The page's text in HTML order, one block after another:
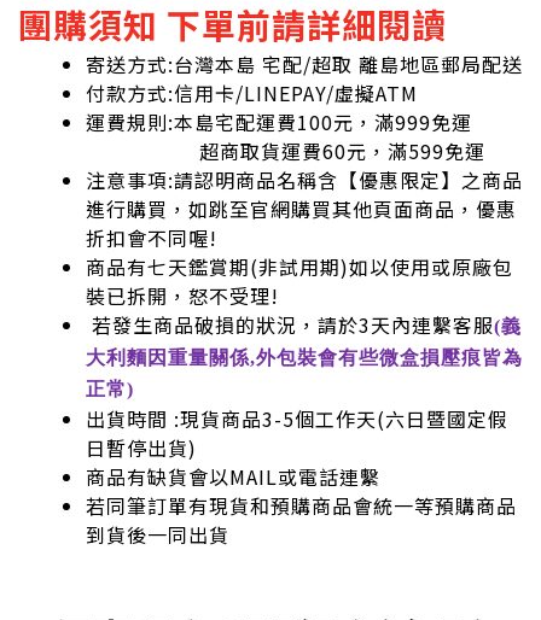
團購須知 下單前請詳細閱讀
寄送方式:台灣本島 宅配/超取 離島地區郵局配送
付款方式:信用卡/LINEPAY/虛擬ATM
運費規則:本島宅配運費100元，滿999免運
超商取貨運費60元，滿599免運
注意事項:請認明商品名稱含【優惠限定】之商品
進行購買，如跳至官網購買其他頁面商品，優惠
折扣會不同喔!
商品有七天鑑賞期(非試用期)如以使用或原廠包
裝已拆開，怒不受理!
若發生商品破損的狀況，請於3天內連繫客服(義
大利麵因重量關係,外包裝會有些微盒損壓痕皆為
正常)
出貨時間 :現貨商品3-5個工作天(六日暨國定假
日暫停出貨)
商品有缺貨會以MAIL或電話連繫
若同筆訂單有現貨和預購商品會統一等預購商品
到貨後一同出貨